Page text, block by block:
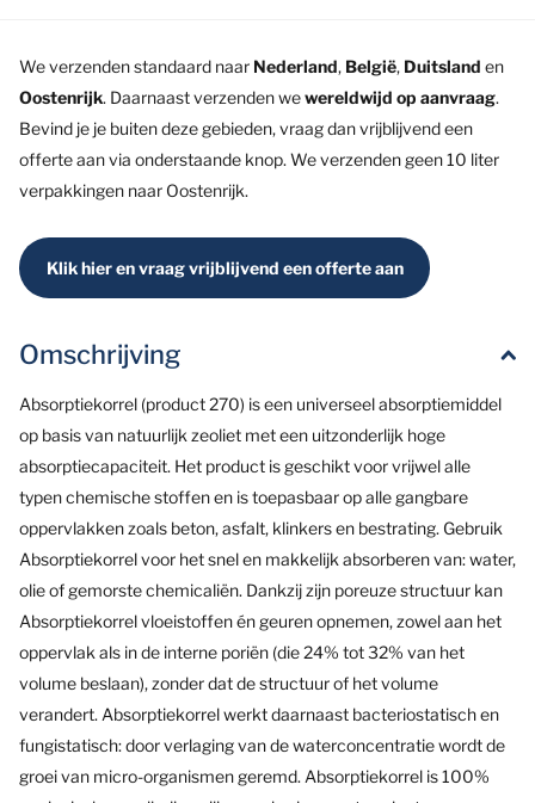
We verzenden standaard naar Nederland, België, Duitsland en
Oostenrijk. Daarnaast verzenden wewereldwijd op aanvraag.
Bevind je je buiten deze gebieden, vraag dan vrijblijvend een
offerte aan via onderstaande knop. We verzenden geen 10 liter
verpakkingen naar Oostenrijk.
Klik hier en vraag vrijblijvend een offerte aan
Omschrijving
Absorptiekorrel (product 270) is een universeel absorptiemiddel
op basis van natuurlijk zeoliet met een uitzonderlijk hoge
absorptiecapaciteit. Het product is geschikt voor vrijwel alle
typen chemische stoffen en is toepasbaar op alle gangbare
oppervlakken zoals beton, asfalt, klinkers en bestrating. Gebruik
Absorptiekorrel voor het snel en makkelijk absorberen van: water,
olie of gemorste chemicaliën. Dankzij zijn poreuze structuur kan
Absorptiekorrel vloeistoffen én geuren opnemen, zowel aan het
oppervlak als in de interne poriën (die 24% tot 32% van het
volume beslaan), zonder dat de structuur of het volume
verandert. Absorptiekorrel werkt daarnaast bacteriostatisch en
fungistatisch: door verlaging van de waterconcentratie wordt de
groei van micro-organismen geremd. Absorptiekorrel is 100%